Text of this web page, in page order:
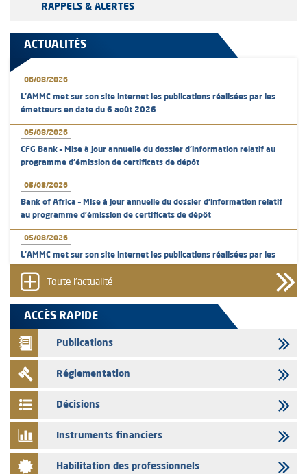
RAPPELS & ALERTES
ACTUALITÉS
06/08/2026
L’AMMC met sur son site internet les publications réalisées par les
émetteurs en date du 6 août 2026
05/08/2026
CFG Bank – Mise à jour annuelle du dossier d’information relatif au
programme d'émission de certificats de dépôt
05/08/2026
Bank of Africa – Mise à jour annuelle du dossier d’information relatif
au programme d'émission de certificats de dépôt
05/08/2026
L’AMMC met sur son site internet les publications réalisées par les
04/08/2026
L’AMMC met sur son site internet les publications réalisées par les
émetteurs en date du 4 août 2026
03/08/2026
Saham Bank – Mise à jour annuelle du dossier d’information relatif au
programme d'émission de certificats de dépôt
L’AMMC met sur son site internet les publications réalisées par les
03/08/2026
Liste des agréments et visas d'OPCVM accordés par l'AMMC pour le
Toute l'actualité
ACCÈS RAPIDE
Publications
Réglementation
Décisions
Instruments financiers
Habilitation des professionnels